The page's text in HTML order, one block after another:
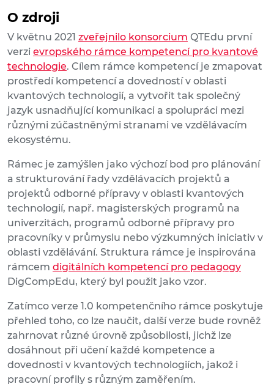
O zdroji
V květnu 2021 zveřejnilo konsorcium QTEdu první
verzi evropského rámce kompetencí pro kvantové
technologie. Cílem rámce kompetencí je zmapovat
prostředí kompetencí a dovedností v oblasti
kvantových technologií, a vytvořit tak společný
jazyk usnadňující komunikaci a spolupráci mezi
různými zúčastněnými stranami ve vzdělávacím
ekosystému.
Rámec je zamýšlen jako výchozí bod pro plánování
a strukturování řady vzdělávacích projektů a
projektů odborné přípravy v oblasti kvantových
technologií, např. magisterských programů na
univerzitách, programů odborné přípravy pro
pracovníky v průmyslu nebo výzkumných iniciativ v
oblasti vzdělávání. Struktura rámce je inspirována
rámcem digitálních kompetencí pro pedagogy
DigCompEdu, který byl použit jako vzor.
Zatímco verze 1.0 kompetenčního rámce poskytuje
přehled toho, co lze naučit, další verze bude rovněž
zahrnovat různé úrovně způsobilosti, jichž lze
dosáhnout při učení každé kompetence a
dovednosti v kvantových technologiích, jakož i
pracovní profily s různým zaměřením.